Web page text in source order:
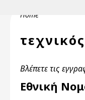
Breadcrumb
Home
Βλέπετε τις
Εθνική